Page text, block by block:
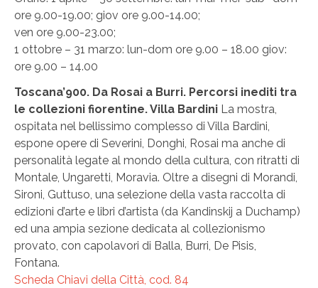
ore 9.00-19.00; giov ore 9.00-14.00;
ven ore 9.00-23.00;
1 ottobre – 31 marzo: lun-dom ore 9.00 – 18.00 giov:
ore 9.00 – 14.00
Toscana’900. Da Rosai a Burri. Percorsi inediti tra
le collezioni fiorentine. Villa Bardini La mostra,
ospitata nel bellissimo complesso di Villa Bardini,
espone opere di Severini, Donghi, Rosai ma anche di
personalità legate al mondo della cultura, con ritratti di
Montale, Ungaretti, Moravia. Oltre a disegni di Morandi,
Sironi, Guttuso, una selezione della vasta raccolta di
edizioni d’arte e libri d’artista (da Kandinskij a Duchamp)
ed una ampia sezione dedicata al collezionismo
provato, con capolavori di Balla, Burri, De Pisis,
Fontana.
Scheda Chiavi della Città, cod. 84